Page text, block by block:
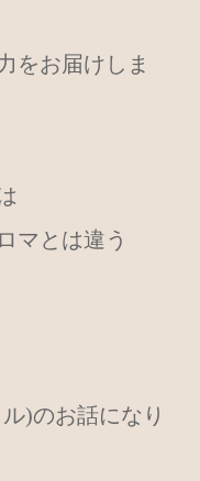
をお届けしま
マとは違う
)のお話になり